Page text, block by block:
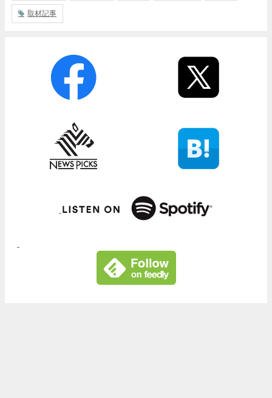
取材記事